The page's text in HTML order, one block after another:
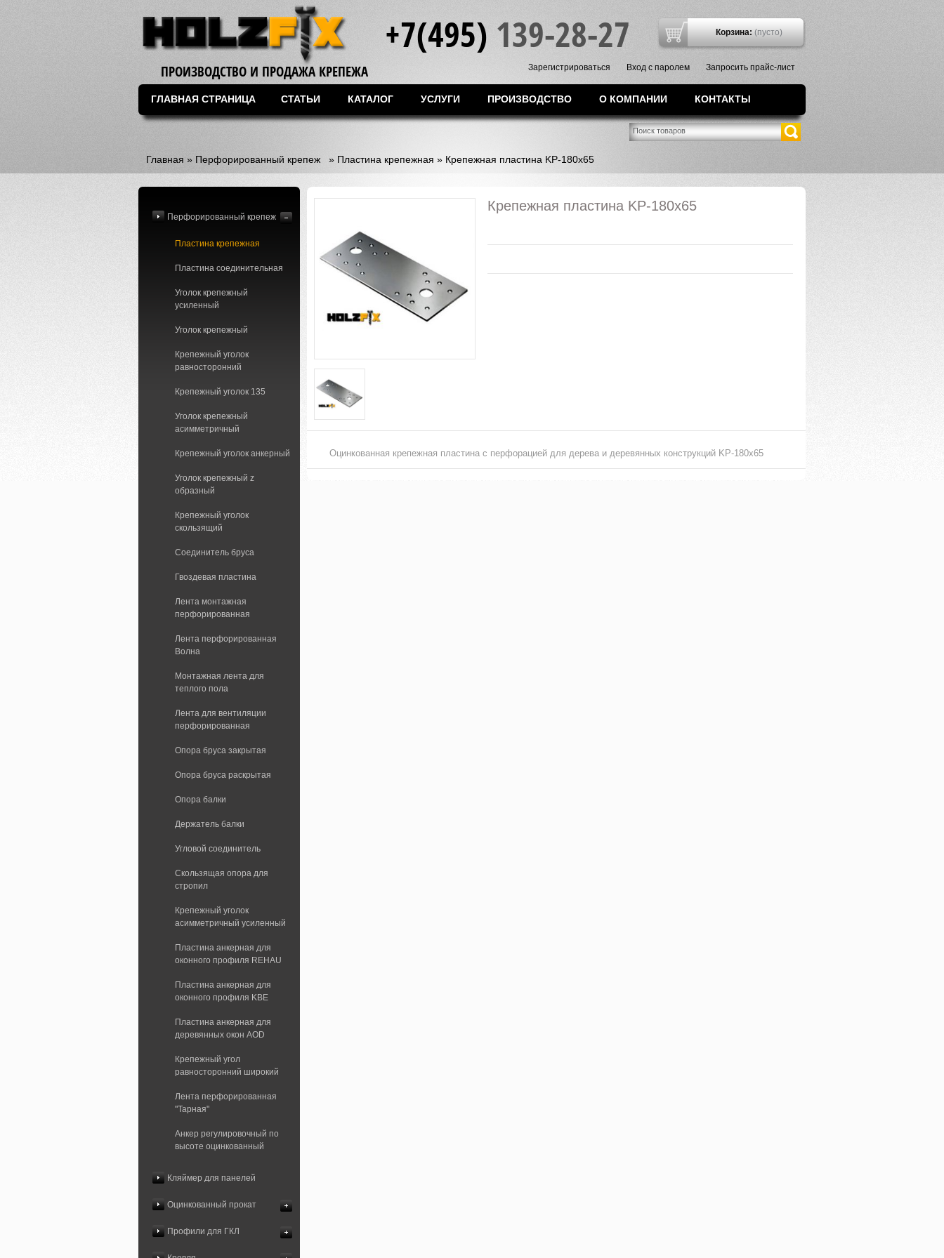
+7(495) 139-28-27
ПРОИЗВОДСТВО И ПРОДАЖА КРЕПЕЖА
Корзина: (пусто)
Зарегистрироваться Вход с паролем Запросить прайс-лист
ГЛАВНАЯ СТРАНИЦА СТАТЬИ КАТАЛОГ УСЛУГИ ПРОИЗВОДСТВО О КОМПАНИИ КОНТАКТЫ
Главная » Перфорированный крепеж » Пластина крепежная » Крепежная пластина KP-180х65
Крепежная пластина KP-180х65
Оцинкованная крепежная пластина с перфорацией для дерева и деревянных конструкций KP-180х65
Перфорированный крепеж
Пластина крепежная
Пластина соединительная
Уголок крепежный
усиленный
Уголок крепежный
Крепежный уголок
равносторонний
Крепежный уголок 135
Уголок крепежный
асимметричный
Крепежный уголок анкерный
Уголок крепежный z
образный
Крепежный уголок
скользящий
Соединитель бруса
Гвоздевая пластина
Лента монтажная
перфорированная
Лента перфорированная
Волна
Монтажная лента для
теплого пола
Лента для вентиляции
перфорированная
Опора бруса закрытая
Опора бруса раскрытая
Опора балки
Держатель балки
Угловой соединитель
Скользящая опора для
стропил
Крепежный уголок
асимметричный усиленный
Пластина анкерная для
оконного профиля REHAU
Пластина анкерная для
оконного профиля KBE
Пластина анкерная для
деревянных окон AOD
Крепежный угол
равносторонний широкий
Лента перфорированная
"Тарная"
Анкер регулировочный по
высоте оцинкованный
Кляймер для панелей
Оцинкованный прокат
Профили для ГКЛ